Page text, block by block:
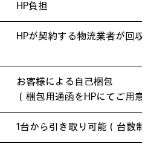
HP負担
HPが契約する物流業者が回収
お客様による自己梱包
（梱包用通函をHPにてご用意
1台から引き取り可能（台数制